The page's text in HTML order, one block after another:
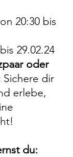
20:30 bis
29.02.24
oder
Sichere dir
erlebe,
du: